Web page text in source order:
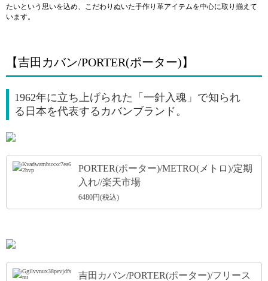
たいという思いを込め、こだわりぬいた手作り革アイテムを中心に取り揃えて
います。
【吉田カバン/PORTER(ポーター)】
1962年に立ち上げられた「一針入魂」で知られ
る日本を代表するカバンブランド。
引用: https://image.rakuten.co.jp/galleria/cabinet/porter-m/245-06064_i.jpg
PORTER(ポーター)/METRO(メトロ)/定期
入れ//楽天市場
6480円(税込)
引用: https://image.rakuten.co.jp/galleria/cabinet/porter-h/free_style/707-08229_i.jpg
吉田カバン/PORTER(ポーター)/フリース